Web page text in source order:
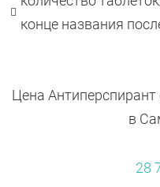

конце названия
Цена Антиперспирант
в
28